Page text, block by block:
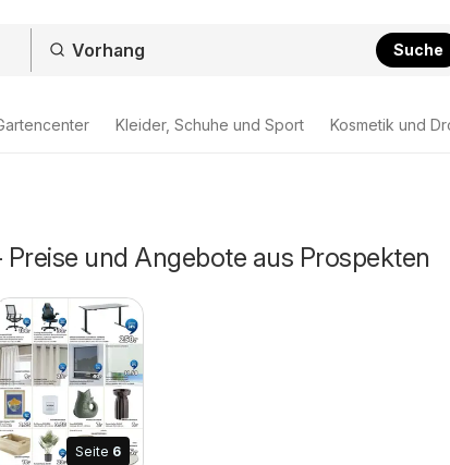
Suche
Kleider, Schuhe und Sport Kosmetik und
und Angebote aus Prospekten
Seite 6